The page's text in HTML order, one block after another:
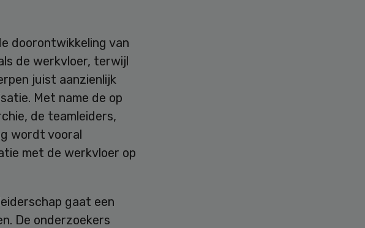
doorontwikkeling van
de werkvloer, terwijl
juist aanzienlijk
Met name de op
de teamleiders,
wordt vooral
met de werkvloer op
gaat een
De onderzoekers